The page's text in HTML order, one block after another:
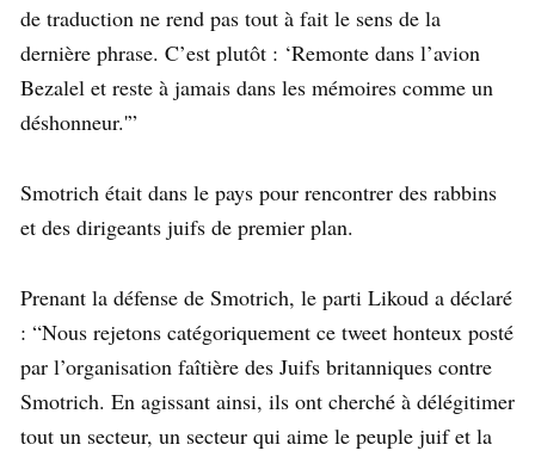
de traduction ne rend pas tout à fait le sens de la
dernière phrase. C’est plutôt : ‘Remonte dans l’avion
Bezalel et reste à jamais dans les mémoires comme un
déshonneur.'”
Smotrich était dans le pays pour rencontrer des rabbins
et des dirigeants juifs de premier plan.
Prenant la défense de Smotrich, le parti Likoud a déclaré
: “Nous rejetons catégoriquement ce tweet honteux posté
par l’organisation faîtière des Juifs britanniques contre
Smotrich. En agissant ainsi, ils ont cherché à délégitimer
tout un secteur, un secteur qui aime le peuple juif et la